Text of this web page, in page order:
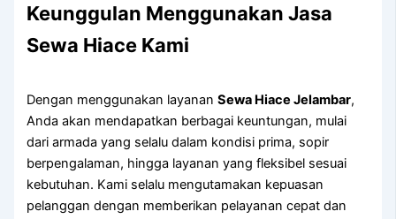
Keunggulan Menggunakan Jasa
Sewa Hiace Kami
Dengan menggunakan layananSewa Hiace Jelambar,
Anda akan mendapatkan berbagai keuntungan, mulai
dari armada yang selalu dalam kondisi prima, sopir
berpengalaman, hingga layanan yang fleksibel sesuai
kebutuhan. Kami selalu mengutamakan kepuasan
pelanggan dengan memberikan pelayanan cepat dan